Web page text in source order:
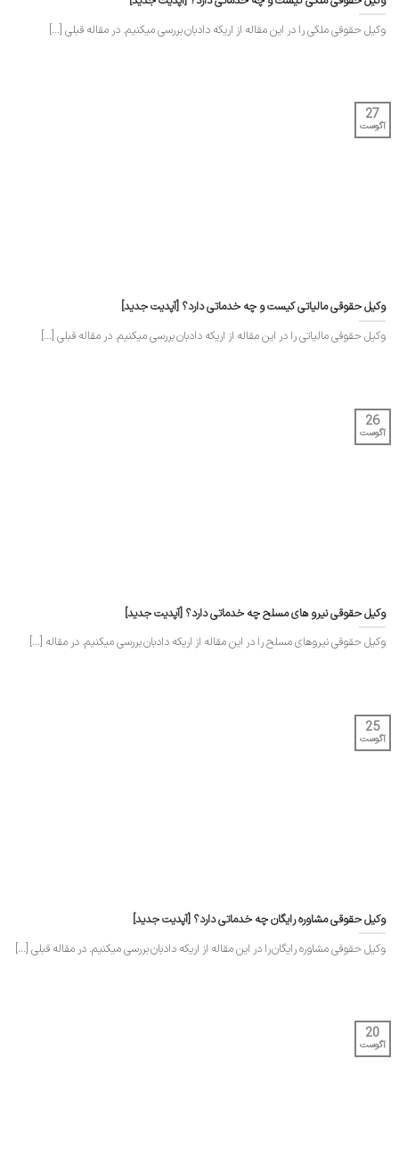
وکیل حقوقی ملکی را در این مقاله از اریکه دادبان بررسی میکنیم. در مقاله قبلی [...]
وکیل حقوقی مالیاتی کیست و چه خدماتی دارد؟ [آپدیت جدید]
وکیل حقوقی مالیاتی را در این مقاله از اریکه دادبان بررسی میکنیم. در مقاله قبلی [...]
27
آگوست
وکیل حقوقی نیرو های مسلح چه خدماتی دارد؟ [آپدیت جدید]
وکیل حقوقی نیروهای مسلح را در این مقاله از اریکه دادبان بررسی میکنیم. در مقاله [...]
26
آگوست
وکیل حقوقی مشاوره رایگان چه خدماتی دارد؟ [آپدیت جدید]
وکیل حقوقی مشاوره رایگان را در این مقاله از اریکه دادبان بررسی میکنیم. در مقاله قبلی [...]
25
آگوست
20
آگوست